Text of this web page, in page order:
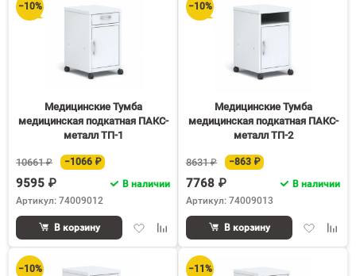
−10%
Медицинские Тумба
медицинская подкатная ПАКС-
металл ТП-1
10661 ₽ −1066 ₽
9595 ₽
В наличии
Артикул: 74009012
ДобавитьДобавить
сравнению
В корзину
−10%
Медицинские Тумба
медицинская подкатная ПАКС-
металл ТП-2
8631 ₽ −863 ₽
7768 ₽
В наличии
Артикул: 74009013
Добавить
В корзину
−10% −11%